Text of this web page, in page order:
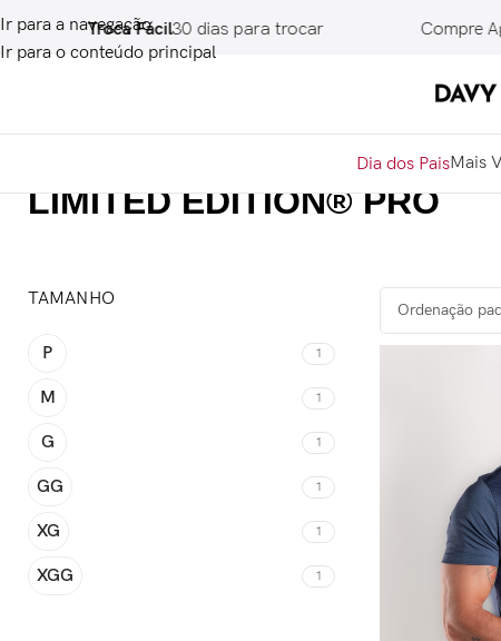
Ir para a navegação
Ir para o conteúdo principal
Troca Fácil30 dias para trocar Compre
Dia dos PaisMais
LIMITED EDITION® PRO
TAMANHO
P 1
M 1
G 1
GG 1
XG 1
XGG 1